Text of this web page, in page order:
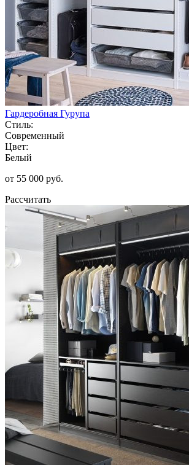
Гардеробная Гурупа
Стиль:
Современный
Цвет:
Белый
от 55 000 руб.
Рассчитать